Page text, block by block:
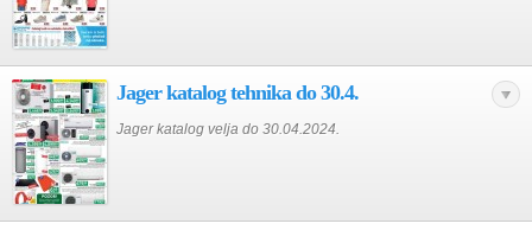
Jager katalog tehnika do 30.4.
Jager katalog velja do 30.04.2024.